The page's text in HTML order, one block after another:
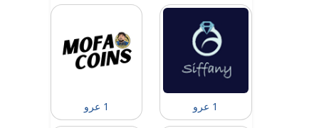
1 عرو 1 عرو